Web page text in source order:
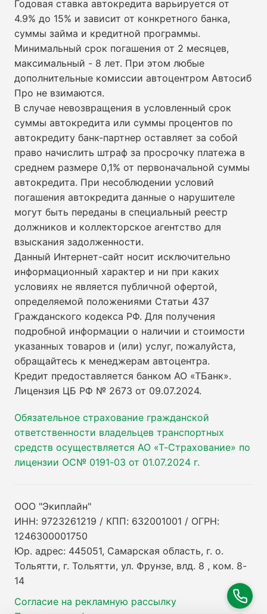
Годовая ставка автокредита варьируется от
4.9% до 15% и зависит от конкретного банка,
суммы займа и кредитной программы.
Минимальный срок погашения от 2 месяцев,
максимальный - 8 лет. При этом любые
дополнительные комиссии автоцентром Автосиб
Про не взимаются.
В случае невозвращения в условленный срок
суммы автокредита или суммы процентов по
автокредиту банк-партнер оставляет за собой
право начислить штраф за просрочку платежа в
среднем размере 0,1% от первоначальной суммы
автокредита. При несоблюдении условий
погашения автокредита данные о нарушителе
могут быть переданы в специальный реестр
должников и коллекторское агентство для
взыскания задолженности.
Данный Интернет-сайт носит исключительно
информационный характер и ни при каких
условиях не является публичной офертой,
определяемой положениями Статьи 437
Гражданского кодекса РФ. Для получения
подробной информации о наличии и стоимости
указанных товаров и (или) услуг, пожалуйста,
обращайтесь к менеджерам автоцентра.
Кредит предоставляется банком АО «ТБанк».
Лицензия ЦБ РФ № 2673 от 09.07.2024.
Обязательное страхование гражданской
ответственности владельцев транспортных
средств осуществляется АО «Т-Страхование» по
лицензии ОС№ 0191-03 от 01.07.2024 г.
ООО "Экиплайн"
ИНН: 9723261219 / КПП: 632001001 / ОГРН:
1246300001750
Юр. адрес: 445051, Самарская область, г. о.
Тольятти, г. Тольятти, ул. Фрунзе, влд. 8 , ком. 8-
14
Согласие на рекламную рассылку